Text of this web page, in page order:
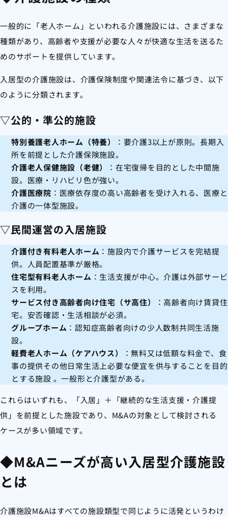
一般的に「老人ホーム」といわれる介護施設には、さまざまな
種類があり、高齢者や支援が必要な人々が快適な生活を送るた
めのサポートを提供しています。
入居型の介護施設は、介護保険制度や関連法令に基づき、以下
のように分類されます。
▽公的・準公的施設
特別養護老人ホーム（特養）
：要介護3以上が原則。長期入
所を前提とした介護保険施設。
介護老人保健施設（老健）
：在宅復帰を目的とした中間施
設。医療・リハビリ色が強い。
介護医療院 ：医療依存度の高い高齢者を受け入れる、医療と
介護の一体型施設。
▽民間運営の入居施設
介護付き有料老人ホーム ：施設内で介護サービスを完結提
供。人員配置基準が厳格。
住宅型有料老人ホーム ：生活支援が中心。介護は外部サービ
スを利用。
サービス付き高齢者向け住宅（サ高住）
：高齢者向け賃貸住
宅。安否確認・生活相談が必須。
グループホーム ：認知症高齢者向けの少人数制共同生活施
設。
軽費老人ホーム（ケアハウス）
：無料又は低額な料金で、食
事の提供その他日常生活上必要な便宜を供与することを目的
とする施設 。一般形と介護型がある。
これらはいずれも、「入居」＋「継続的な生活支援・介護提
供」を前提とした施設であり、M&Aの対象として検討される
ケースが多い領域です。
◆M&Aニーズが高い入居型介護施設
とは
介護施設M&Aはすべての施設類型で同じように活発というわけ